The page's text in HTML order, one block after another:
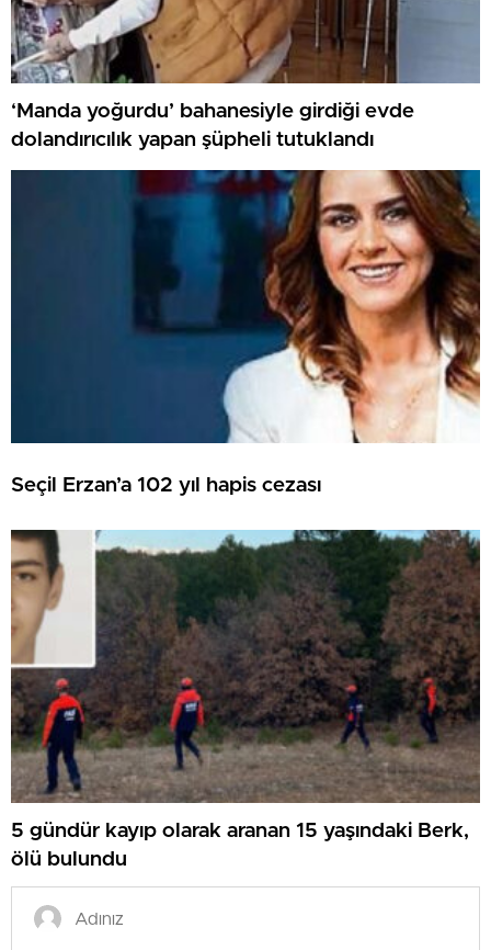
‘Manda yoğurdu’ bahanesiyle girdiği evde
dolandırıcılık yapan şüpheli tutuklandı
Seçil Erzan’a 102 yıl hapis cezası
5 gündür kayıp olarak aranan 15 yaşındaki Berk,
ölü bulundu